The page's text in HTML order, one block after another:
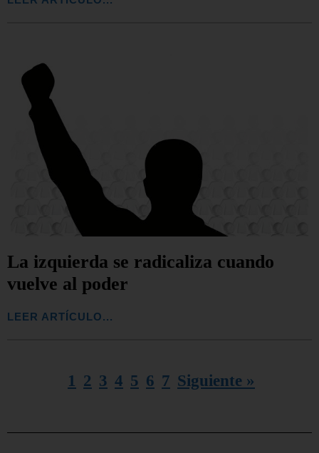
La izquierda se radicaliza cuando
vuelve al poder
LEER ARTÍCULO...
1 2 3 4 5 6 7 Siguiente »